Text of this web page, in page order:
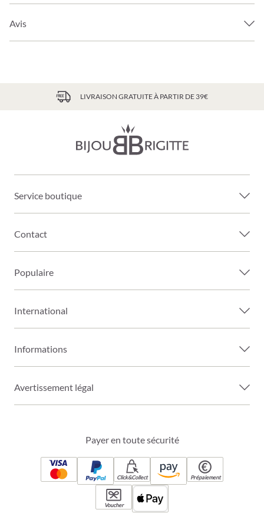
Avis
LIVRAISON GRATUITE À PARTIR DE 39€
Service boutique
Contact
Populaire
International
Informations
Avertissement légal
Payer en toute sécurité
Click&Collect Prépaiement
Voucher